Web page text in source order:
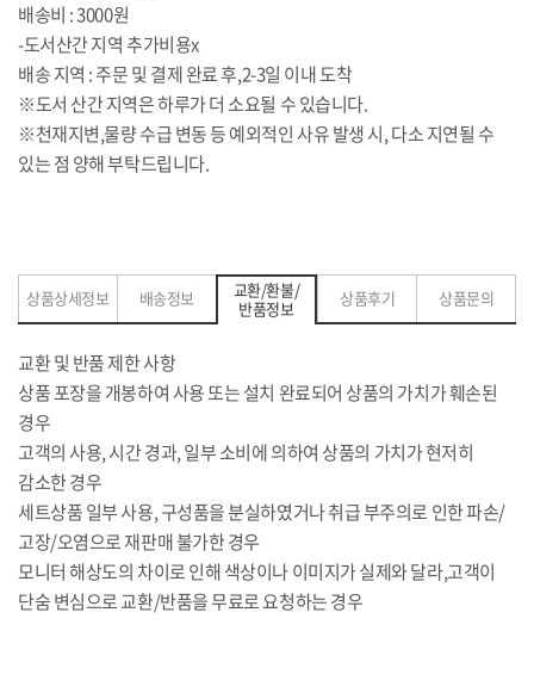
배송비 : 3000원
-도서산간 지역 추가비용x
배송 지역 : 주문 및 결제 완료 후,2-3일 이내 도착
※도서 산간 지역은 하루가 더 소요될 수 있습니다.
※천재지변,물량 수급 변동 등 예외적인 사유 발생 시, 다소 지연될 수
있는 점 양해 부탁드립니다.
상품상세정보 배송정보
교환/환불/
반품정보
상품후기 상품문의
교환 및 반품 제한 사항
상품 포장을 개봉하여 사용 또는 설치 완료되어 상품의 가치가 훼손된
경우
고객의 사용, 시간 경과, 일부 소비에 의하여 상품의 가치가 현저히
감소한 경우
세트상품 일부 사용, 구성품을 분실하였거나 취급 부주의로 인한 파손/
고장/오염으로 재판매 불가한 경우
모니터 해상도의 차이로 인해 색상이나 이미지가 실제와 달라,고객이
단숨 변심으로 교환/반품을 무료로 요청하는 경우